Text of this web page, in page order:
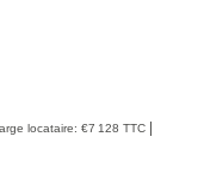
locataire: €7 128 TTC |